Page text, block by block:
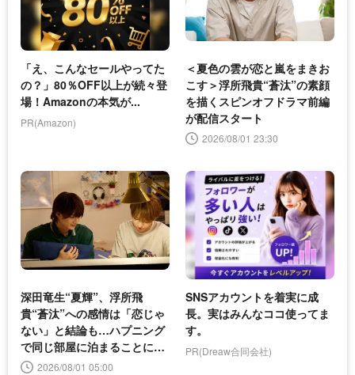
「え、こんなセールやってた
の？」80％OFF以上が続々登
場！Amazonの本気が...
PR(Amazon)
＜夏色の雲が恋と嵐をまきお
こす＞浮所飛貴“蒼汰”の素顔
を描くスピンオフドラマ前編
が配信スタート
2026/08/01 23:30
深田竜生“夏輝”、浮所飛
貴“蒼汰”への感情は「恋じゃ
ない」と結論も…ハプニング
で同じ部屋に泊まることに＜
夏色の雲が恋と嵐をまきおこ
2026/08/01 05:00
SNSアカウントを着実に成
長。実はみんなココ使ってま
す。
PR(Dreaw合同会社)